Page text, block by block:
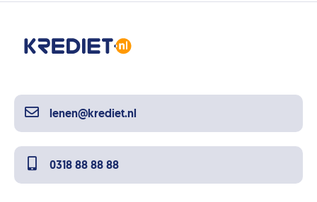
lenen@krediet.nl
0318 88 88 88